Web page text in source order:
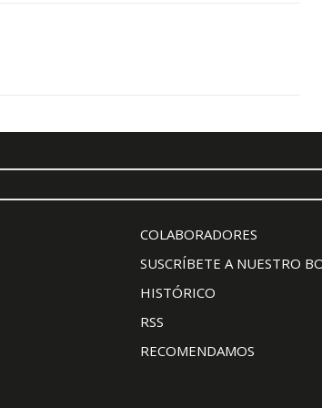
COLABORADORES
SUSCRÍBETE A NUESTRO
HISTÓRICO
RSS
RECOMENDAMOS